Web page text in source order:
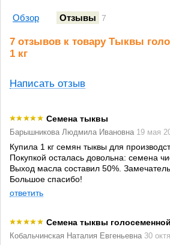
Обзор Отзывы 7
7 отзывов к товару Тыквы
1 кг
Написать отзыв
Семена тыквы
Барышникова Людмила Ивановна 19 мая
Купила 1 кг семян тыквы для
Покупкой осталась довольна: семена
Выход масла составил 50%.
Большое спасибо!
ответить
Семена тыквы голосеменной
Кобальчинская Наталия Евгеньевна 30